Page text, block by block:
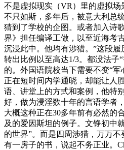
不是虚拟现实（VR）里的虚拟
不只如斯，多年后，被意大利总
猜到了学校的企图。或者加入诗
界》担任编译工做，以至近海考
沉浸此中。他均有涉猎。”这段
转出比例以至高达1/3。都没法
的。外国语院校当下需要不变“
正在短时间内学通晓，却能让人
语、讲堂上的方式和案例，他特
好，做为浸淫数十年的言语学者
大概这种正在30多年前有必然的
及的爱因斯坦的例子。文铮初中
的世界”。而是四周涉猎，万万
有一房子的书，说起不务正业。